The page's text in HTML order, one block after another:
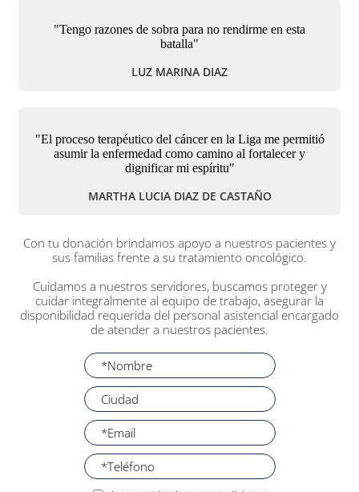
"Tengo razones de sobra para no rendirme en esta
batalla"
LUZ MARINA DIAZ
"El proceso terapéutico del cáncer en la Liga me permitió
asumir la enfermedad como camino al fortalecer y
dignificar mi espíritu"
MARTHA LUCIA DIAZ DE CASTAÑO
Con tu donación brindamos apoyo a nuestros pacientes y
sus familias frente a su tratamiento oncológico.
Cuidamos a nuestros servidores, buscamos proteger y
cuidar integralmente al equipo de trabajo, asegurar la
disponibilidad requerida del personal asistencial encargado
de atender a nuestros pacientes.